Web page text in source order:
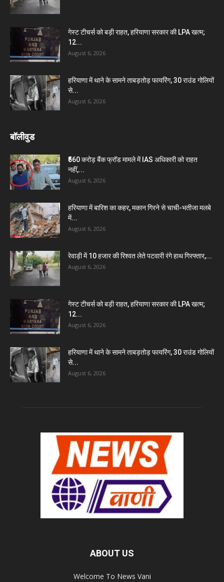
गेस्ट टीचर्स को बड़ी राहत, हरियाणा सरकार की LPA खत्म;
12...
August 6, 2026
हरियाणा में थाने के सामने ताबड़तोड़ फायरिंग, 30 राउंड गोलियों
से...
August 6, 2026
बॉलीवुड
₹560 करोड़ बैंक फ्रॉड मामले में IAS अधिकारी को राहत
नहीं,...
August 6, 2026
हरियाणा में बारिश का कहर, मकान गिरने से चाची-भतीजा मलबे
में...
August 6, 2026
रेवाड़ी में 10 हजार की रिश्वत लेते पटवारी रंगे हाथ गिरफ्तार,...
August 6, 2026
गेस्ट टीचर्स को बड़ी राहत, हरियाणा सरकार की LPA खत्म;
12...
August 6, 2026
हरियाणा में थाने के सामने ताबड़तोड़ फायरिंग, 30 राउंड गोलियों
से...
August 6, 2026
ABOUT US
Welcome To News Vani